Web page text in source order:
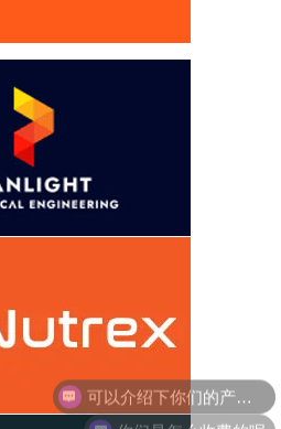
你们是怎么收费的呢